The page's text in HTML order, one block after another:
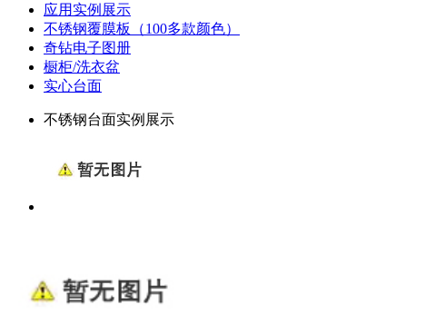
应用实例展示
不锈钢覆膜板（100多款颜色）
奇钻电子图册
橱柜/洗衣盆
实心台面
不锈钢台面实例展示